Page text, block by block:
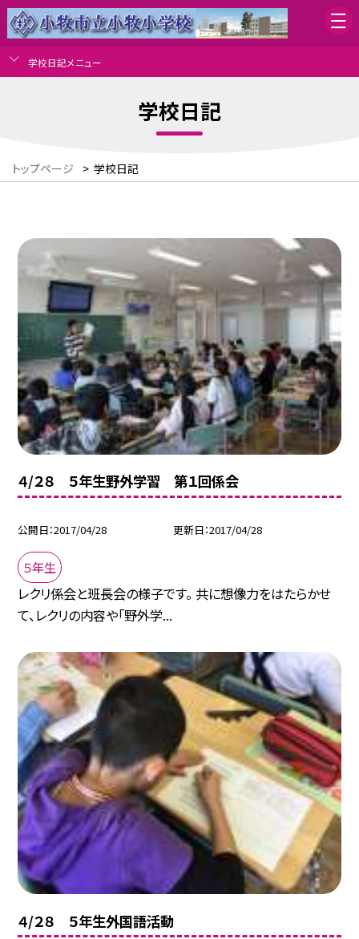
学校日記メニュー
学校日記
トップページ > 学校日記
４/２８ ５年生野外学習 第１回係会
公開日 2017/04/28 更新日 2017/04/28
５年生
レクリ係会と班長会の様子です。 共に想像力をはたらかせ
て、レクリの内容や「野外学...
４/２８ ５年生外国語活動